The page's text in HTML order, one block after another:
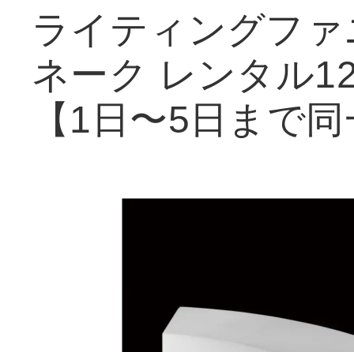
ライティングフ
ネーク レンタル
【1日〜5日まで